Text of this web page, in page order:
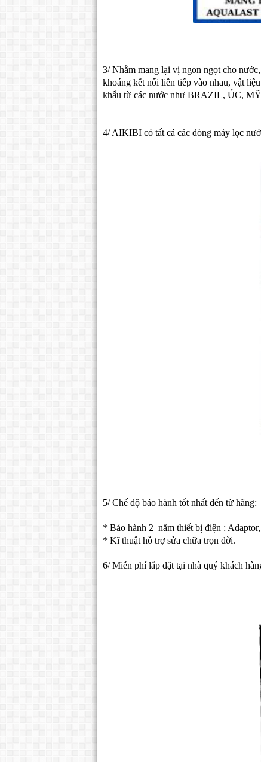
3/ Nhằm mang lại vị ngon ngọt cho
khoáng kết nối liên tiếp vào nhau, vật
khẩu từ các nước như BRAZIL, ÚC,
4/ AIKIBI có tất cả các dòng máy lọc
5/ Chế độ bảo hành tốt nhất đến từ hãng:
* Bảo hành 2 năm thiết bị điện :
* Kĩ thuật hỗ trợ sửa chữa trọn đời.
6/ Miễn phí lắp đặt tại nhà quý khách